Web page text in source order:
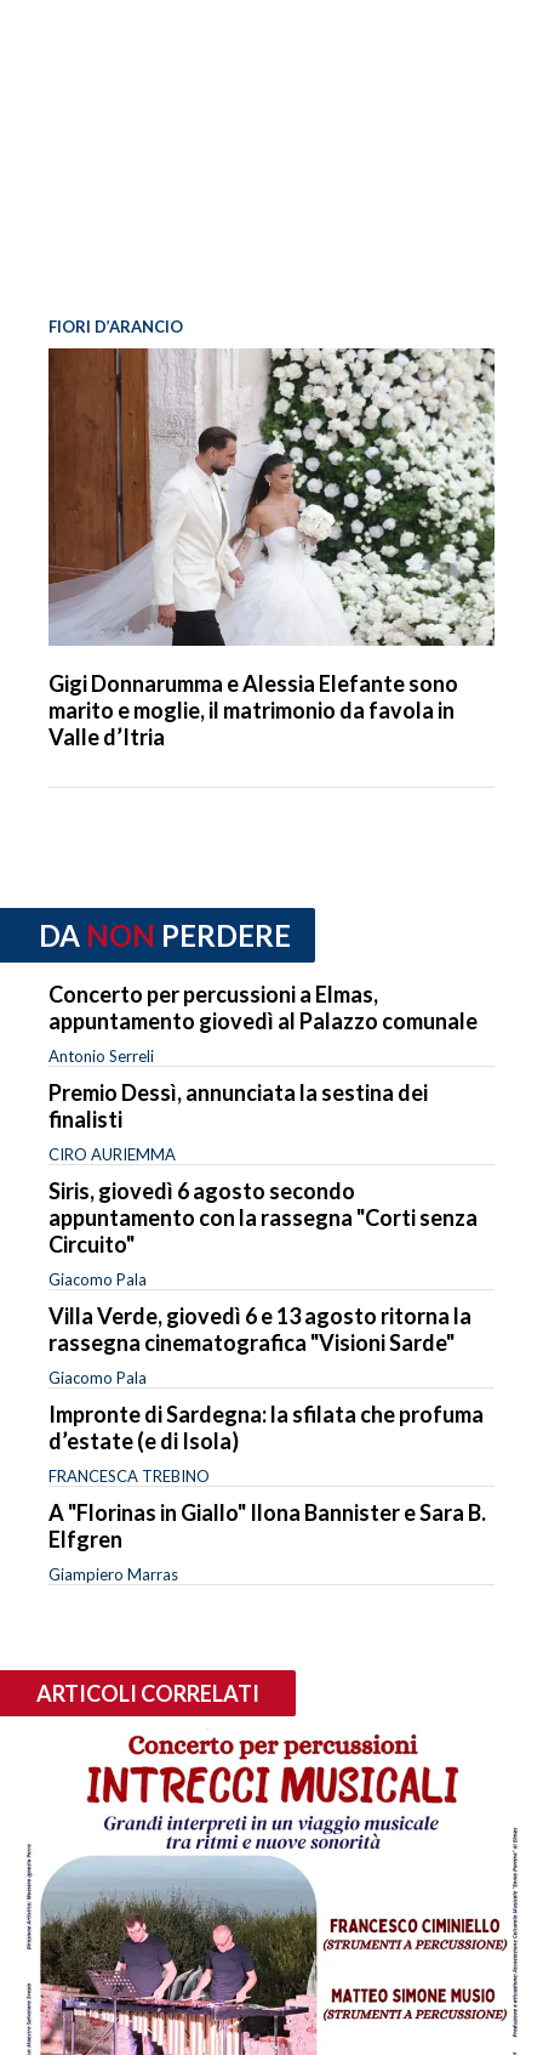
FIORI D’ARANCIO
Gigi Donnarumma e Alessia Elefante sono
marito e moglie, il matrimonio da favola in
Valle d’Itria
DA NON PERDERE
Concerto per percussioni a Elmas,
appuntamento giovedì al Palazzo comunale
Antonio Serreli
Premio Dessì, annunciata la sestina dei
finalisti
CIRO AURIEMMA
Siris, giovedì 6 agosto secondo
appuntamento con la rassegna "Corti senza
Circuito"
Giacomo Pala
Villa Verde, giovedì 6 e 13 agosto ritorna la
rassegna cinematografica "Visioni Sarde"
Giacomo Pala
Impronte di Sardegna: la sfilata che profuma
d’estate (e di Isola)
FRANCESCA TREBINO
A "Florinas in Giallo" Ilona Bannister e Sara B.
Elfgren
Giampiero Marras
ARTICOLI CORRELATI